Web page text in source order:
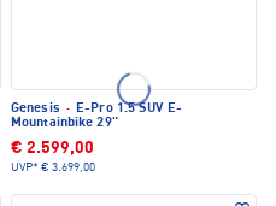
Genesis · E-Pro 1.5 SUV E-
Mountainbike 29"
€ 2.599,00
UVP* € 3.699,00